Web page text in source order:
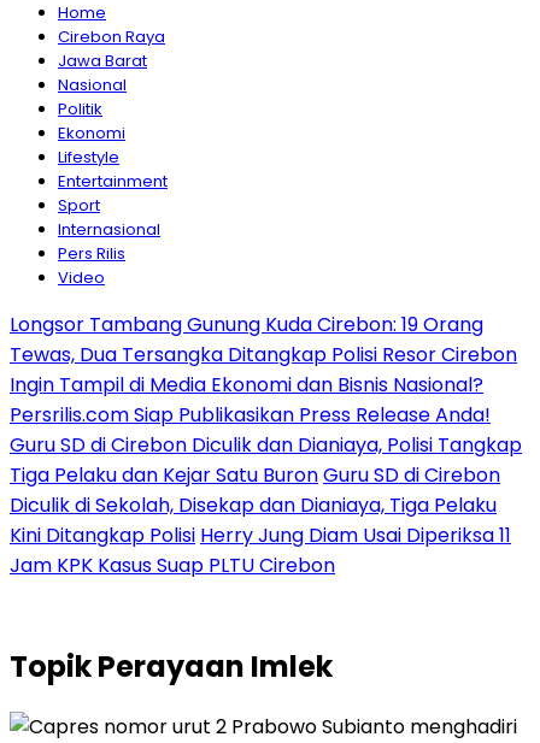
Home
Cirebon Raya
Jawa Barat
Nasional
Politik
Ekonomi
Lifestyle
Entertainment
Sport
Internasional
Pers Rilis
Video
Longsor Tambang Gunung Kuda Cirebon: 19 Orang
Tewas, Dua Tersangka Ditangkap Polisi Resor Cirebon
Ingin Tampil di Media Ekonomi dan Bisnis Nasional?
Persrilis.com Siap Publikasikan Press Release Anda!
Guru SD di Cirebon Diculik dan Dianiaya, Polisi Tangkap
Tiga Pelaku dan Kejar Satu BuronGuru SD di Cirebon
Diculik di Sekolah, Disekap dan Dianiaya, Tiga Pelaku
Kini Ditangkap Polisi Herry Jung Diam Usai Diperiksa 11
Jam KPK Kasus Suap PLTU Cirebon
TopikPerayaan Imlek